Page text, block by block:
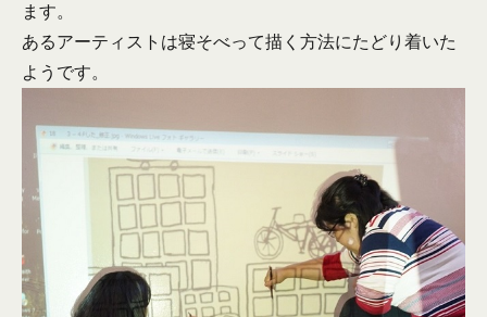
ます。
あるアーティストは寝そべって描く方法にたどり着いた
ようです。